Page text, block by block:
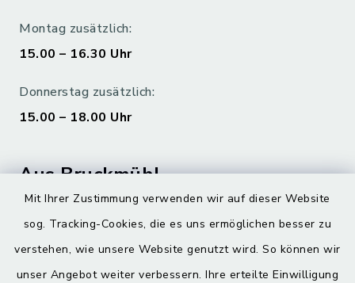
Mit Ihrer Zustimmung verwenden wir auf dieser Website
sog. Tracking-Cookies, die es uns ermöglichen besser zu
verstehen, wie unsere Website genutzt wird. So können wir
unser Angebot weiter verbessern. Ihre erteilte Einwilligung
Montag zusätzlich:
15.00 – 16.30 Uhr
Donnerstag zusätzlich:
15.00 – 18.00 Uhr
Aus Bruckmühl
Digitaler Ortsplan